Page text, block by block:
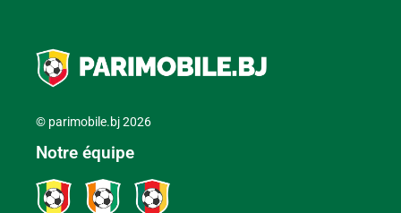
© parimobile.bj 2026
Notre équipe